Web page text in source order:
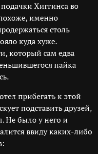
Хиггинса во
именно
столь
куда хуже.
который сам едва
пайка
прибегать к этой
подставить друзей,
Не было у него и
ввиду каких-либо